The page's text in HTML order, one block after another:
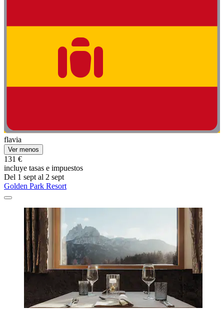
flavia
Ver menos
131 €
incluye tasas e impuestos
Del 1 sept al 2 sept
Golden Park Resort